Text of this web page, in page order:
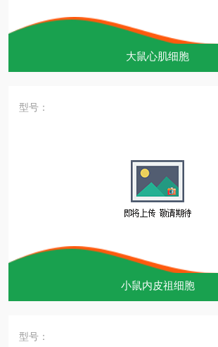
大鼠心肌细胞
型号：
小鼠内皮祖细胞
型号：